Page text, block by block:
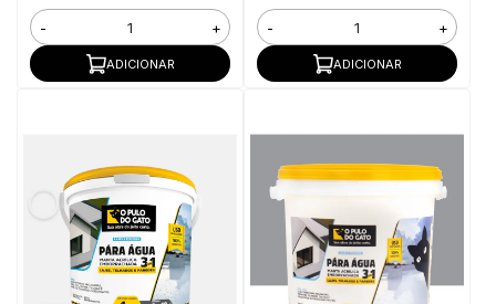
- +
ADICIONAR
- +
ADICIONAR